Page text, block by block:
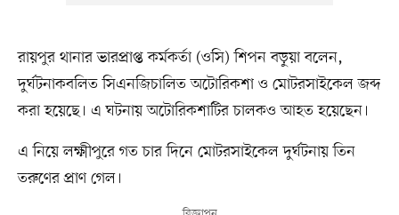
রায়পুর থানার ভারপ্রাপ্ত কর্মকর্তা (ওসি) শিপন বড়ুয়া বলেন,
দুর্ঘটনাকবলিত সিএনজিচালিত অটোরিকশা ও মোটরসাইকেল জব্দ
করা হয়েছে। এ ঘটনায় অটোরিকশাটির চালকও আহত হয়েছেন।
এ নিয়ে লক্ষ্মীপুরে গত চার দিনে মোটরসাইকেল দুর্ঘটনায় তিন
তরুণের প্রাণ গেল।